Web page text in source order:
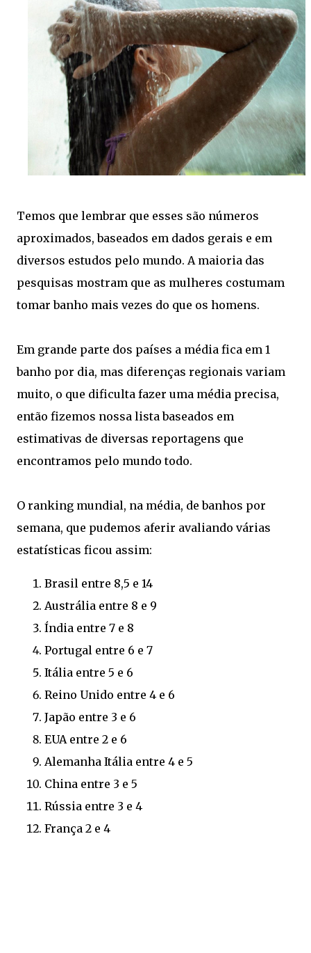
Temos que lembrar que esses são números
aproximados, baseados em dados gerais e em
diversos estudos pelo mundo. A maioria das
pesquisas mostram que as mulheres costumam
tomar banho mais vezes do que os homens.
Em grande parte dos países a média fica em 1
banho por dia, mas diferenças regionais variam
muito, o que dificulta fazer uma média precisa,
então fizemos nossa lista baseados em
estimativas de diversas reportagens que
encontramos pelo mundo todo.
O ranking mundial, na média, de banhos por
semana, que pudemos aferir avaliando várias
estatísticas ficou assim:
Brasil entre 8,5 e 14
Austrália entre 8 e 9
Índia entre 7 e 8
Portugal entre 6 e 7
Itália entre 5 e 6
Reino Unido entre 4 e 6
Japão entre 3 e 6
EUA entre 2 e 6
Alemanha Itália entre 4 e 5
China entre 3 e 5
Rússia entre 3 e 4
França 2 e 4